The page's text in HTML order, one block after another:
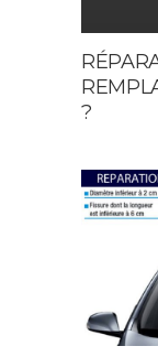
This
field
should
left
blank
?